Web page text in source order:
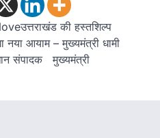
की हस्तशिल्प
नया आयाम – मुख्यमंत्री धामी
संपादक मुख्यमंत्री